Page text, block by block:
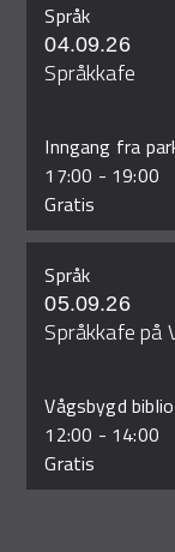
Språk
04.09.26
Språkkafe
Inngang fra
17:00 - 19:00
Gratis
Språk
05.09.26
Språkkafe på
Vågsbygd
12:00 - 14:00
Gratis